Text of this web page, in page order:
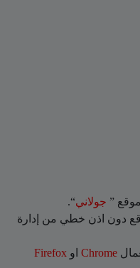
” جولاني“.
دون اذن خطي من إدارة
Chrome او Firefox